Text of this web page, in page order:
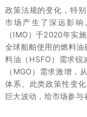
政策法规的变化，特
市场产生了深远影
（IMO）于2020年实
全球船舶使用的燃料
料油（HSFO）需求锐
（MGO）需求激增，
体系。此类政策性变
巨大波动，给市场参与